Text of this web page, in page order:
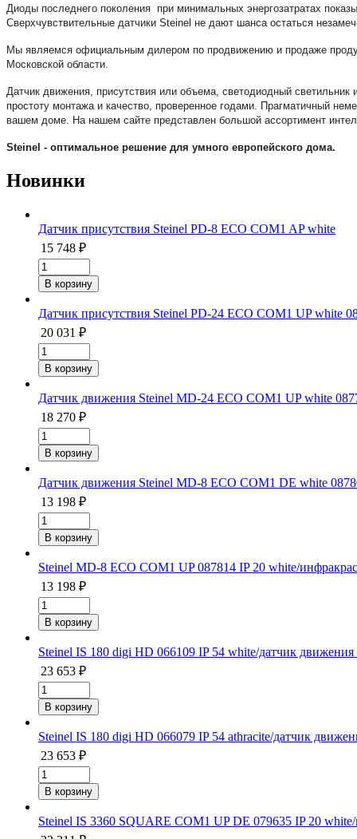
Диоды последнего поколения при минимальных энергозатратах
Сверхчувствительные датчики Steinel не дают шанса остаться
Мы являемся официальным дилером по продвижению и продаже
Московской области.
Датчик движения, присутствия или объема, светодиодный
простоту монтажа и качество, проверенное годами. Прагматичный
вашем доме. На нашем сайте представлен большой ассортимент
Steinel - оптимальное решение для умного европейского дома.
Новинки
Датчик присутствия Steinel PD-8 ECO COM1 AP white
15 748 ₽
Датчик присутствия Steinel PD-24 ECO COM1 UP white
20 031 ₽
Датчик движения Steinel MD-24 ECO COM1 UP white
18 270 ₽
Датчик движения Steinel MD-8 ECO COM1 DE white
13 198 ₽
Steinel MD-8 ECO COM1 UP 087814 IP 20 white/
13 198 ₽
Steinel IS 180 digi HD 066109 IP 54 white/датчик
23 653 ₽
Steinel IS 180 digi HD 066079 IP 54 athracite/датчик
23 653 ₽
Steinel IS 3360 SQUARE COM1 UP DE 079635 IP 20